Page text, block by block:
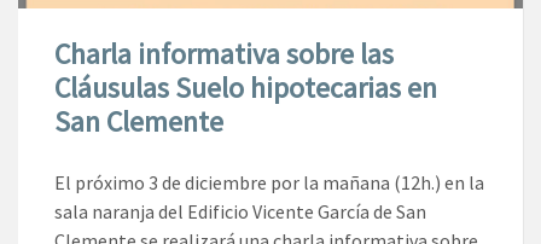
Charla informativa sobre las
Cláusulas Suelo hipotecarias en
San Clemente
El próximo 3 de diciembre por la mañana (12h.) en la
sala naranja del Edificio Vicente García de San